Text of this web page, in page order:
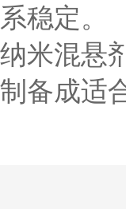
系稳定。
纳米混悬
制备成适